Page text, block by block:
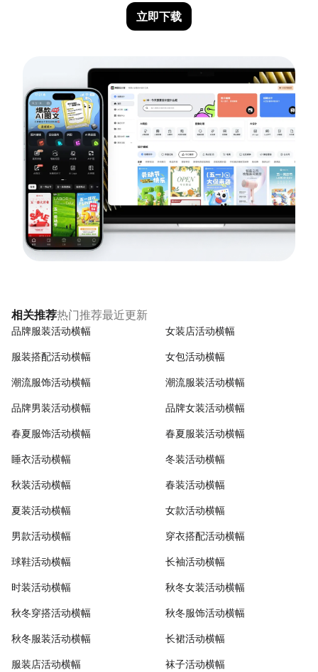
立即下载
相关推荐热门推荐最近更新
品牌服装活动横幅 女装店活动横幅
服装搭配活动横幅 女包活动横幅
潮流服饰活动横幅 潮流服装活动横幅
品牌男装活动横幅 品牌女装活动横幅
春夏服饰活动横幅 春夏服装活动横幅
睡衣活动横幅 冬装活动横幅
秋装活动横幅 春装活动横幅
夏装活动横幅 女款活动横幅
男款活动横幅 穿衣搭配活动横幅
球鞋活动横幅 长袖活动横幅
时装活动横幅 秋冬女装活动横幅
秋冬穿搭活动横幅 秋冬服饰活动横幅
秋冬服装活动横幅 长裙活动横幅
服装店活动横幅 袜子活动横幅